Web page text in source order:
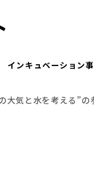
インキュベーション
大気と水を考える”の